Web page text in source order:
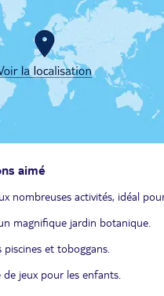
aimé
nombreuses activités, idéal
magnifique jardin botanique.
piscines et toboggans.
jeux pour les enfants.